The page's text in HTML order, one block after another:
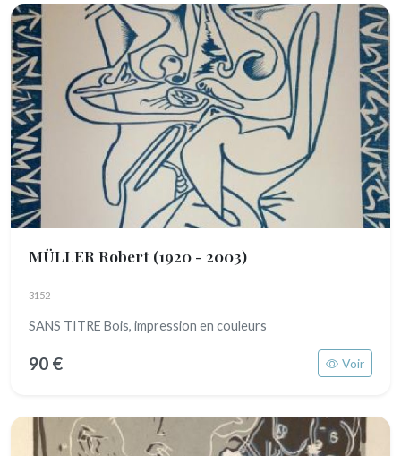
MÜLLER Robert (1920 - 2003)
3152
SANS TITRE Bois, impression en couleurs
90 € Voir